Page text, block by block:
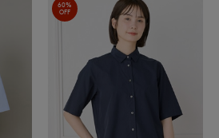
60%
OFF